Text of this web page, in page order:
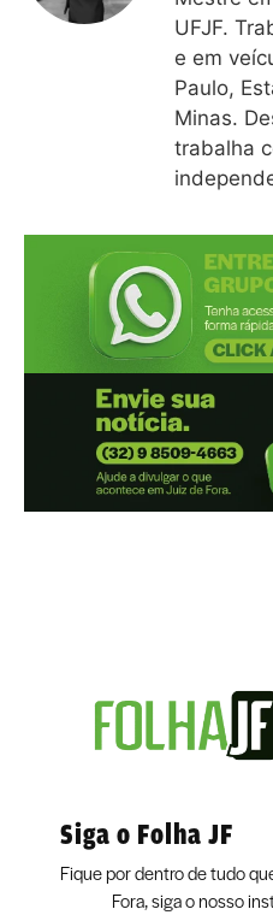
UFJF.
e em
Paulo,
Minas.
trabalha
Siga o Folha JF
Fique por dentro de tudo
Fora, siga o nosso